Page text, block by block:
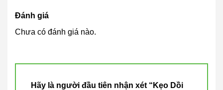
Đánh giá
Chưa có đánh giá nào.
Hãy là người đầu tiên nhận xét “Kẹo Dồi